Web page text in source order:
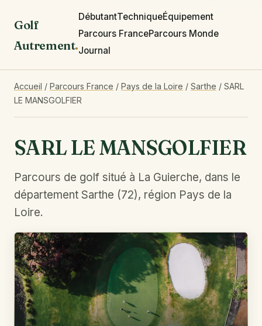
Golf
Autrement.
DébutantTechniqueÉquipement
Parcours FranceParcours Monde
Journal
Accueil / Parcours France / Pays de la Loire / Sarthe / SARL
LE MANSGOLFIER
SARL LE MANSGOLFIER
Parcours de golf situé à La Guierche, dans le
département Sarthe (72), région Pays de la
Loire.